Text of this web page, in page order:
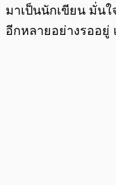
มาเป็นนักเขียน มั่นใ
อีกหลายอย่างรออยู่